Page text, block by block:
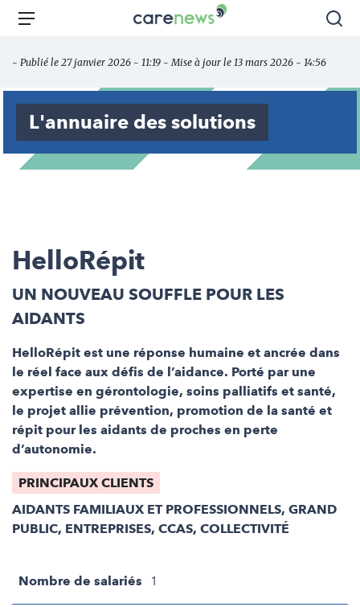
Aller
principal
Carenews,
des
acteurs
l'engagement
Menu
- Publié le 27 janvier 2026 - 11:19 - Mise à jour le 13 mars 2026 - 14:56
L'annuaire des solutions
HelloRépit
UN NOUVEAU SOUFFLE POUR LES
AIDANTS
HelloRépit est une réponse humaine et ancrée dans
le réel face aux défis de l’aidance. Porté par une
expertise en gérontologie, soins palliatifs et santé,
le projet allie prévention, promotion de la santé et
répit pour les aidants de proches en perte
d’autonomie.
PRINCIPAUX CLIENTS
AIDANTS FAMILIAUX ET PROFESSIONNELS, GRAND
PUBLIC, ENTREPRISES, CCAS, COLLECTIVITÉ
Nombre de salariés 1